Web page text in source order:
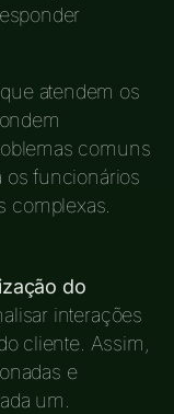
atendem os
comuns
os funcionários
complexas.
do
interações
cliente. Assim,
e
um.